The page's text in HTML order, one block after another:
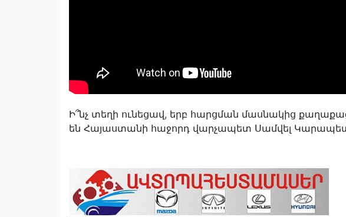
Ի՞նչ տեղի ունեցավ, երբ հարցման մասնակից
են Հայաստանի հաջորդ վարչապետ Սամվել